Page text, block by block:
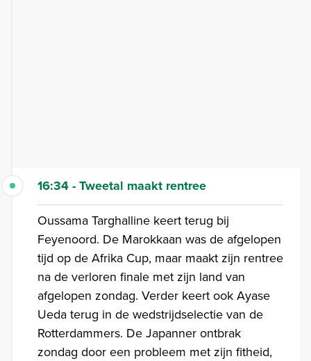
16:34 - Tweetal maakt rentree
Oussama Targhalline keert terug bij
Feyenoord. De Marokkaan was de afgelopen
tijd op de Afrika Cup, maar maakt zijn rentree
na de verloren finale met zijn land van
afgelopen zondag. Verder keert ook Ayase
Ueda terug in de wedstrijdselectie van de
Rotterdammers. De Japanner ontbrak
zondag door een probleem met zijn fitheid,